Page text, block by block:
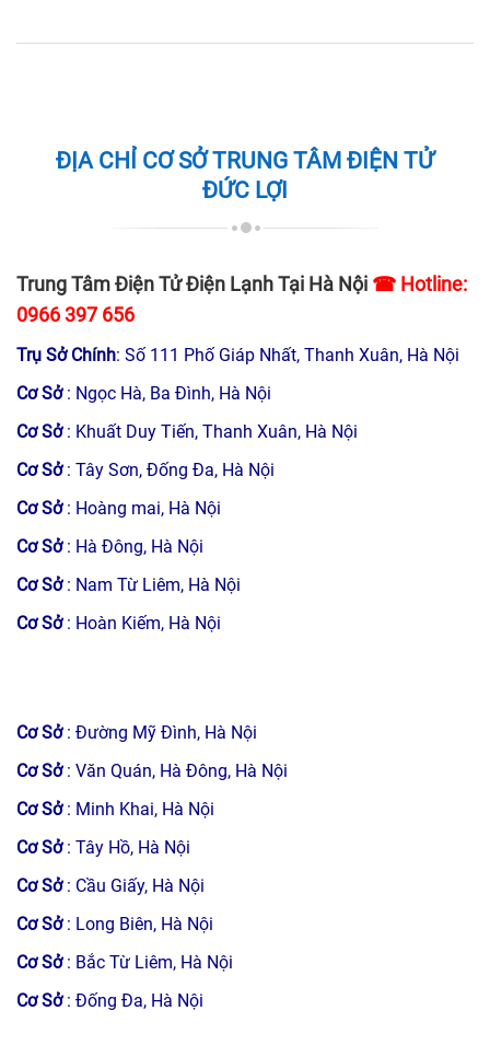
ĐỊA CHỈ CƠ SỞ TRUNG TÂM ĐIỆN TỬ
ĐỨC LỢI
Trung Tâm Điện Tử Điện Lạnh Tại Hà Nội ☎ Hotline:
0966 397 656
Trụ Sở Chính: Số 111 Phố Giáp Nhất, Thanh Xuân, Hà Nội
Cơ Sở : Ngọc Hà, Ba Đình, Hà Nội
Cơ Sở : Khuất Duy Tiến, Thanh Xuân, Hà Nội
Cơ Sở : Tây Sơn, Đống Đa, Hà Nội
Cơ Sở: Hoàng mai, Hà Nội
Cơ Sở : Hà Đông, Hà Nội
Cơ Sở : Nam Từ Liêm, Hà Nội
Cơ Sở : Hoàn Kiếm, Hà Nội
Cơ Sở : Đường Mỹ Đình, Hà Nội
Cơ Sở : Văn Quán, Hà Đông, Hà Nội
Cơ Sở : Minh Khai, Hà Nội
Cơ Sở : Tây Hồ, Hà Nội
Cơ Sở: Cầu Giấy, Hà Nội
Cơ Sở : Long Biên, Hà Nội
Cơ Sở : Bắc Từ Liêm, Hà Nội
Cơ Sở : Đống Đa, Hà Nội